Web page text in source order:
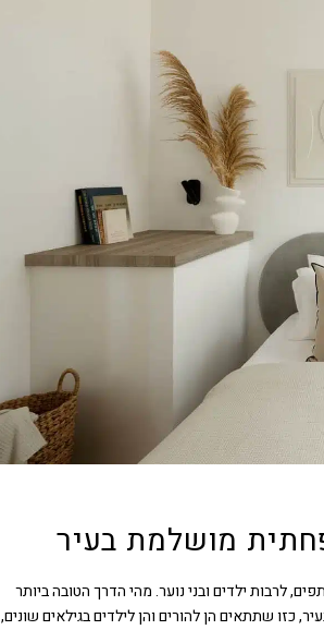
מושלמת בעיר
ילדים ובני נוער. מהי הדרך הטובה ביותר
כזו שתתאים הן להורים והן לילדים בגילאים שונים,